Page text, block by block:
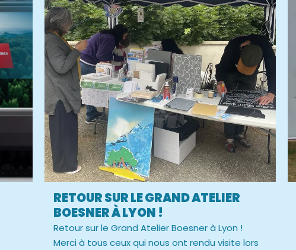
RETOUR SUR LE GRAND ATELIER
BOESNER À LYON !
Retour sur le Grand Atelier Boesner à Lyon !
Merci à tous ceux qui nous ont rendu visite lors